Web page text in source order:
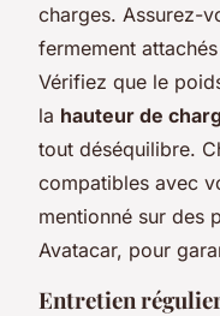
charges. Assurez-
fermement
Vérifiez que le
la hauteur de
tout déséquilibre.
compatibles avec
mentionné sur des
Avatacar, pour
Entretien